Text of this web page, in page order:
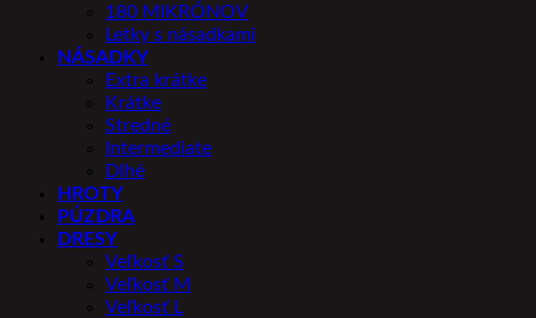
180 MIKRÓNOV
Letky s násadkami
NÁSADKY
Extra krátke
Krátke
Stredné
Intermediate
Dlhé
HROTY
PÚZDRA
DRESY
Veľkosť S
Veľkosť M
Veľkosť L